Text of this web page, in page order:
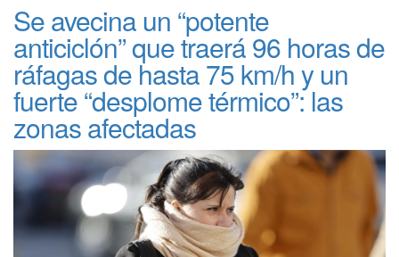
Se avecina un “potente
anticiclón” que traerá 96 horas de
ráfagas de hasta 75 km/h y un
fuerte “desplome térmico”: las
zonas afectadas